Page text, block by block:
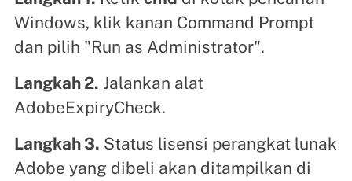
Windows, klik kanan Command Prompt
dan pilih "Run as Administrator".
Langkah 2. Jalankan alat
AdobeExpiryCheck.
Langkah 3. Status lisensi perangkat lunak
Adobe yang dibeli akan ditampilkan di